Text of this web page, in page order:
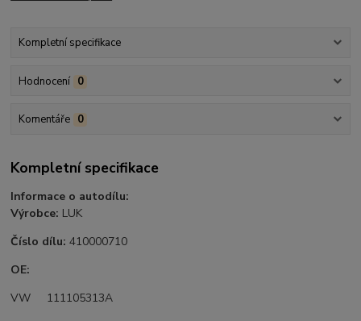
Kompletní specifikace
Hodnocení 0
Komentáře 0
Kompletní specifikace
Informace o autodílu:
Výrobce: LUK
Číslo dílu: 410000710
OE:
VW 111105313A